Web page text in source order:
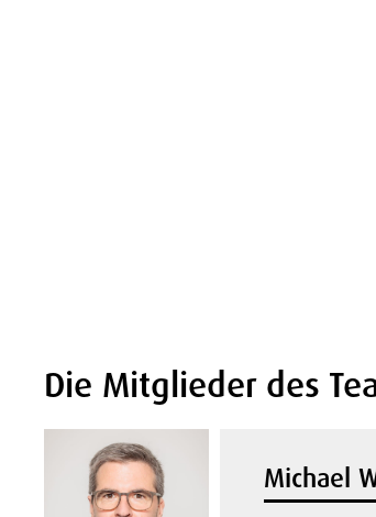
Die Mitglieder des
Michael